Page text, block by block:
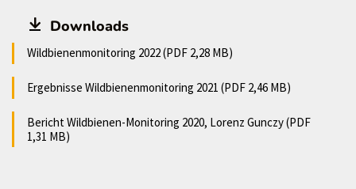
Downloads
Wildbienenmonitoring 2022 (PDF 2,28 MB)
Ergebnisse Wildbienenmonitoring 2021 (PDF 2,46 MB)
Bericht Wildbienen-Monitoring 2020, Lorenz Gunczy (PDF
1,31 MB)